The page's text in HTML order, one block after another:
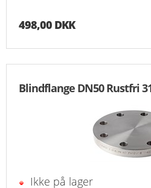
498,00 DKK
Blindflange DN50 Rustfri
Ikke på lager